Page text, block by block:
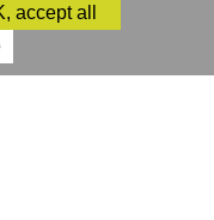
accept all